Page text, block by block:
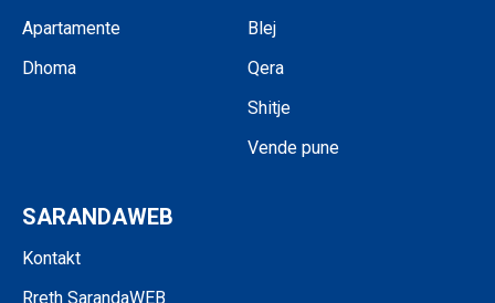
Apartamente
Dhoma
Blej
Qera
Shitje
Vende pune
SARANDAWEB
Kontakt
Rreth SarandaWEB